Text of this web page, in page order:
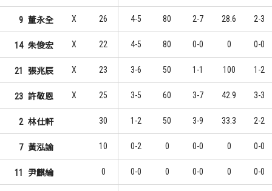
1 梁予綸 7
2 連威勝
2 3
1 鄭宇峻 2
1 王洪豪
1 2
9 董永全 X 26 4-5 80 2-7 28.6 2-3
14 朱俊宏 X 22 4-5 80 0-0 0 0-0
21 張兆辰 X 23 3-6 50 1-1 100 1-2
23 許敬恩 X 25 3-5 60 3-7 42.9 3-3
2 林仕軒 30 1-2 50 3-9 33.3 2-2
7 黃泓諭 10 0-2 0 0-0 0 0-0
11 尹麒綸 0 0-0 0 0-0 0 0-0